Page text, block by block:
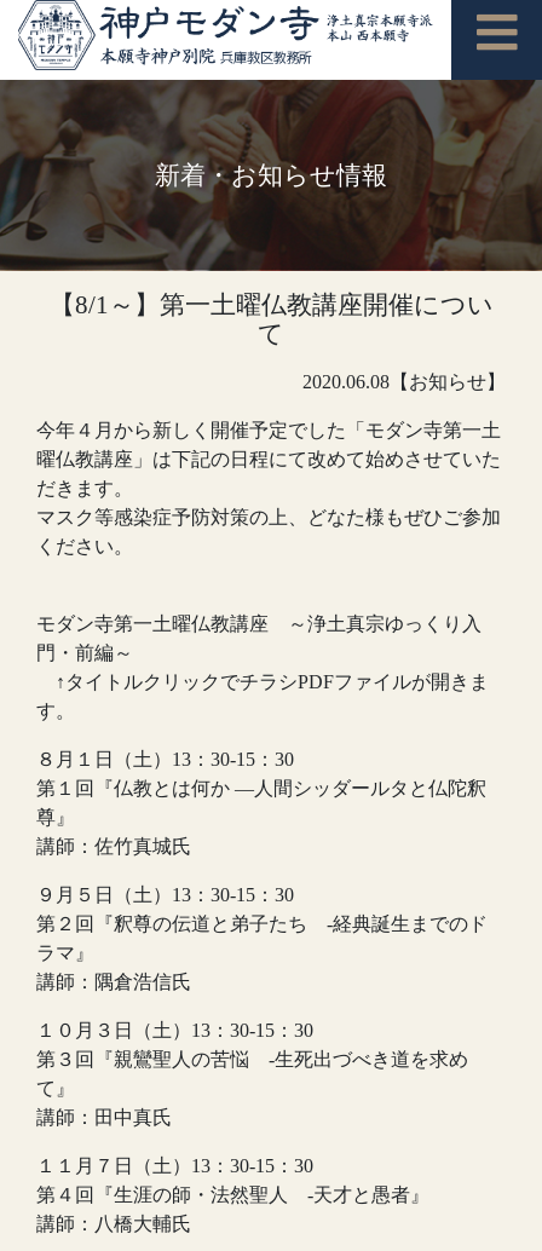
新着・お知らせ情報
【8/1～】第一土曜仏教講座開催につい
て
2020.06.08【お知らせ】
今年４月から新しく開催予定でした「モダン寺第一土
曜仏教講座」は下記の日程にて改めて始めさせていた
だきます。
マスク等感染症予防対策の上、どなた様もぜひご参加
ください。
モダン寺第一土曜仏教講座 ～浄土真宗ゆっくり入
門・前編～
↑タイトルクリックでチラシPDFファイルが開きま
す。
８月１日（土）13：30-15：30
第１回『仏教とは何か ―人間シッダールタと仏陀釈
尊』
講師：佐竹真城氏
９月５日（土）13：30-15：30
第２回『釈尊の伝道と弟子たち -経典誕生までのド
ラマ』
講師：隅倉浩信氏
１０月３日（土）13：30-15：30
第３回『親鸞聖人の苦悩 -生死出づべき道を求め
て』
講師：田中真氏
１１月７日（土）13：30-15：30
第４回『生涯の師・法然聖人 -天才と愚者』
講師：八橋大輔氏